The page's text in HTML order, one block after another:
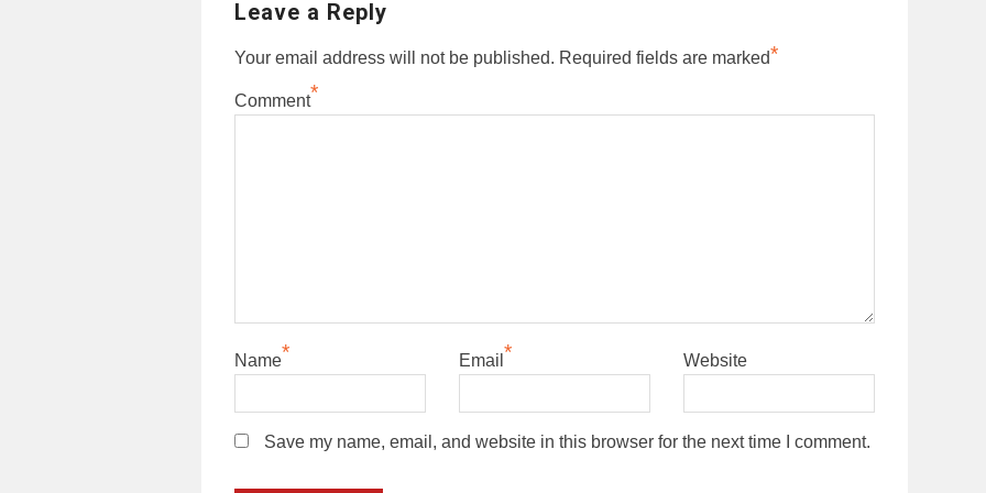
Leave a Reply
Your email address will not be published. Required fields are marked*
Comment*
Name* Email * Website
Save my name, email, and website in this browser for the next time I comment.